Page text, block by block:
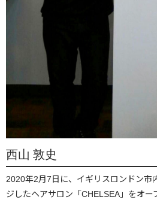
西山 敦史
2020年2月7日に、イギリスロンドン市
ジしたヘアサロン「CHELSEA」をオー